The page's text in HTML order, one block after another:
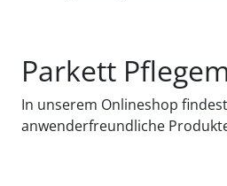
Parkett
In unserem Onlineshop
anwenderfreundliche